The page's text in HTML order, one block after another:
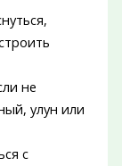
не
улун или
с